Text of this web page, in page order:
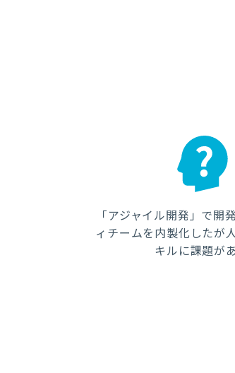
「アジャイル開発」で開
ィチームを内製化したが
キルに課題が